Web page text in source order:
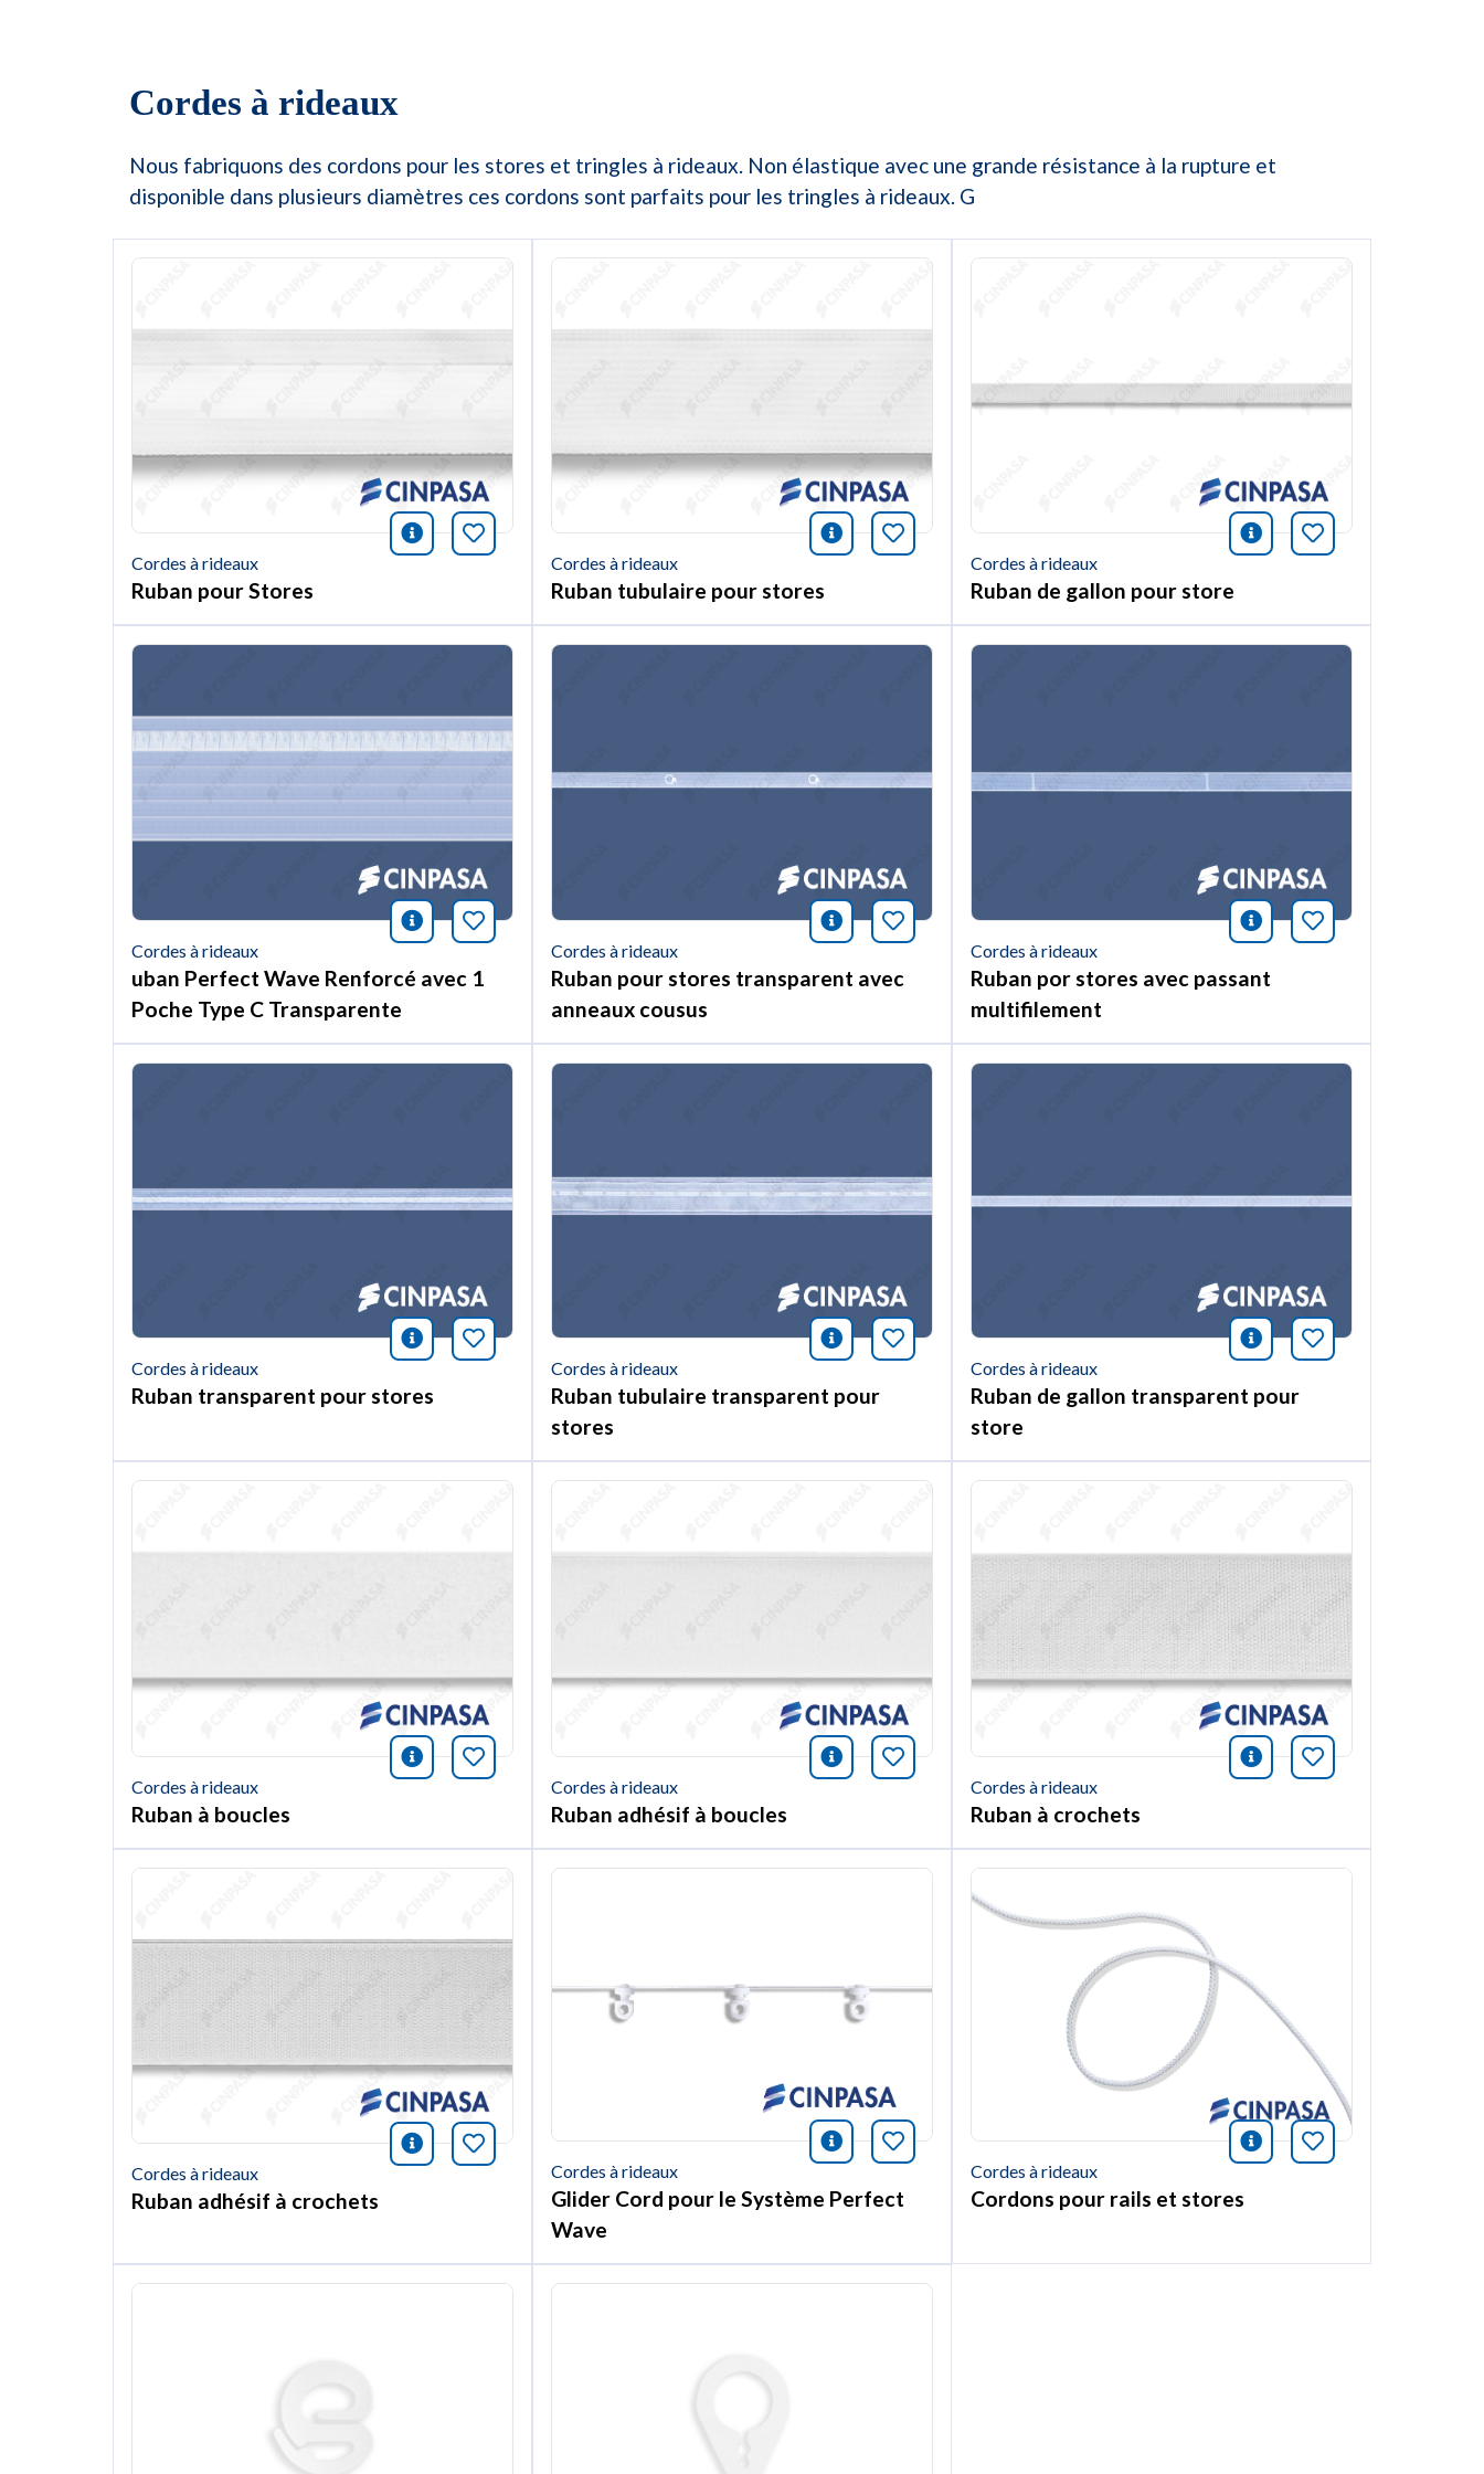
Cordes à rideaux
Nous fabriquons des cordons pour les stores et tringles à rideaux. Non élastique avec une grande résistance à la rupture et
disponible dans plusieurs diamètres ces cordons sont parfaits pour les tringles à rideaux. G
icono información
Marquer cet article
Cordes à rideaux
Ruban pour Stores
icono información
Marquer cet article
Cordes à rideaux
Ruban tubulaire pour stores
icono información
Marquer cet
Cordes à rideaux
Ruban de gallon pour store
icono información
Marquer cet article
Cordes à rideaux
uban Perfect Wave Renforcé avec 1
Poche Type C Transparente
icono información
Marquer cet article
Cordes à rideaux
Ruban pour stores transparent avec
anneaux cousus
icono información
Marquer cet
Cordes à rideaux
Ruban por stores avec passant
multifilement
icono información
Marquer cet article
Cordes à rideaux
Ruban transparent pour stores
icono información
Marquer cet article
Cordes à rideaux
Ruban tubulaire transparent pour
stores
icono información
Marquer cet
Cordes à rideaux
Ruban de gallon transparent pour
store
icono información
Marquer cet article
Cordes à rideaux
Ruban à boucles
icono información
Marquer cet article
Cordes à rideaux
Ruban adhésif à boucles
icono información
Marquer cet
Cordes à rideaux
Ruban à crochets
icono información
Marquer cet article
Cordes à rideaux
Ruban adhésif à crochets
icono información
Marquer cet article
Cordes à rideaux
Glider Cord pour le Système Perfect
Wave
icono información
Marquer cet
Cordes à rideaux
Cordons pour rails et stores